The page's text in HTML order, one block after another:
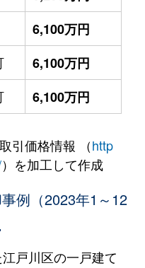
6,100万円
6,100万円
6,100万円
引価格情報 （http
）を加工して作成
例（2023年1～12
戸川区の一戸建て